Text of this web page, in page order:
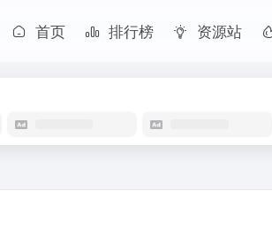
首页 排行榜 资源站